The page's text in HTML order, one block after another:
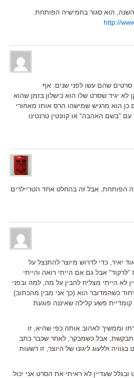
הוא סגור בחמישיה הפותחת.
http://
סרטים שהם עשו לפני שנים. אף
יגיד שסרט שלו הוא כישלון בזמן שהוא
כן הוא מרגיש שמישהו הרס אותו מאחורי
עם "בשם האהבה" או קוונטין טרנטינו
הפותחת, אבל זה בהחלט אחד הטריילרים
יאיר, כדי לדרוש מיוצר להתנצל על
"לרקוד" אבל גם אם הייתי רואה והייתי
לא הייתי מצליח להבין על מה, למה ובפני
כשהמדובר הוא (כך אני מבין מהכתוב)
פשע קלילה שאיננה פוגעת
וממשיך לאהוב אותה כפי שהיא, זו
אבל כשמבקר, לאחר שכבר כתב
וללעוג ליגונו של היוצר, זו רשעות
שעדיין לא ראיתי את הסרט אני יכול